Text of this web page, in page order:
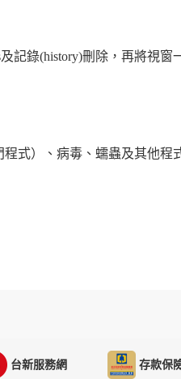
記錄(history)刪除，再將視窗
式）、病毒、蠕蟲及其他程
台新服務網 存款保